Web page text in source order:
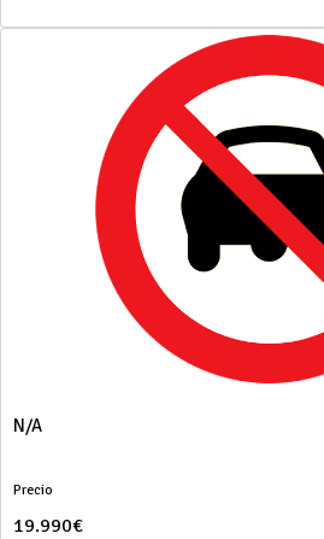
N/A
Precio
19.990€